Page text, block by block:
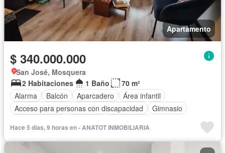
Apartamento
$ 340.000.000
San José, Mosquera
2 Habitaciones
1 Baño
70 m²
Alarma
Balcón Aparcadero
Área infantil
Acceso para personas con discapacidad
Gimnasio
Vista panorámica
Sauna Seguridad privada
Hace 5 días, 9 horas en - ANATOT INMOBILIARIA